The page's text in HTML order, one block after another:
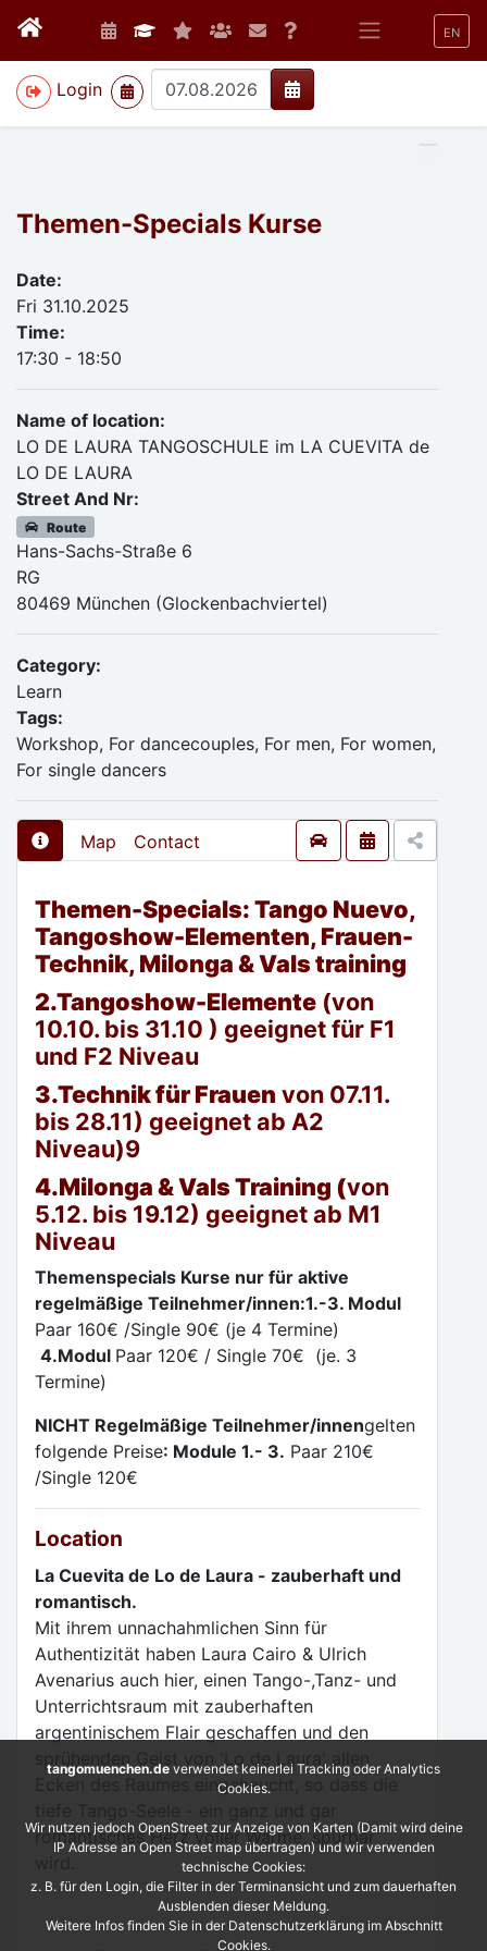
EN
Login
>
Themen-Specials Kurse
Date:
Fri 31.10.2025
Time:
17:30 - 18:50
Name of location:
LO DE LAURA TANGOSCHULE im LA CUEVITA de
LO DE LAURA
Street And Nr:
Route
Hans-Sachs-Straße 6
RG
80469 München (Glockenbachviertel)
Category:
Learn
Tags:
Workshop, For dancecouples, For men, For women,
For single dancers
Map Contact
Themen-Specials: Tango Nuevo,
Tangoshow-Elementen, Frauen-
Technik, Milonga & Vals training
2.Tangoshow-Elemente (von
10.10. bis 31.10 ) geeignet für F1
und F2 Niveau
3.Technik für Frauen von 07.11.
bis 28.11) geeignet ab A2
Niveau)9
4.Milonga & Vals Training (von
5.12. bis 19.12) geeignet ab M1
Niveau
Themenspecials Kurse nur für aktive
regelmäßige Teilnehmer/innen:1.-3. Modul
Paar 160€ /Single 90€ (je 4 Termine)
4.Modul Paar 120€ / Single 70€ (je. 3
Termine)
NICHT Regelmäßige Teilnehmer/innengelten
folgende Preise: Module 1.- 3. Paar 210€
/Single 120€
Location
La Cuevita de Lo de Laura - zauberhaft und
romantisch.
Mit ihrem unnachahmlichen Sinn für
Authentizität haben Laura Cairo & Ulrich
Avenarius auch hier, einen Tango-,Tanz- und
Unterrichtsraum mit zauberhaften
argentinischem Flair geschaffen und den
sprühenden Geist von 'Lo de Laura' allen
Ecken des Raumes eingehaucht, so dass die
romantisches Herz voller Wärme, spürbar
tangomuenchen.de verwendet keinerlei Tracking oder Analytics
Cookies.
Wir nutzen jedoch OpenStreet zur Anzeige von Karten (Damit wird deine
IP Adresse an Open Street map übertragen) und wir verwenden
technische Cookies:
z. B. für den Login, die Filter in der Terminansicht und zum dauerhaften
Ausblenden dieser Meldung.
Weitere Infos finden Sie in der Datenschutzerklärung im Abschnitt
Cookies.